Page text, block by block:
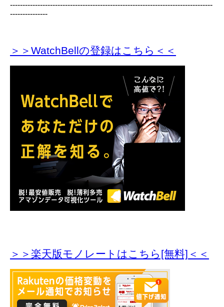
---------------------------------------------------------------------------------
---------------
＞＞WatchBellの登録はこちら＜＜
＞＞楽天版モノレートはこちら[無料]＜＜